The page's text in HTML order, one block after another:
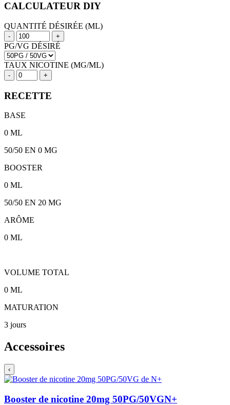
CALCULATEUR DIY
QUANTITÉ DÉSIRÉE (ML)
- +
PG/VG DÉSIRÉ
TAUX NICOTINE (MG/ML)
- +
RECETTE
BASE
0 ML
50/50 EN 0 MG
BOOSTER
0 ML
50/50 EN 20 MG
ARÔME
0 ML
VOLUME TOTAL
0 ML
MATURATION
3 jours
Accessoires
‹
Booster de nicotine 20mg 50PG/50VGN+